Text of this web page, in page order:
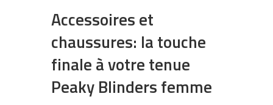
Accessoires et
chaussures: la touche
finale à votre tenue
Peaky Blinders femme